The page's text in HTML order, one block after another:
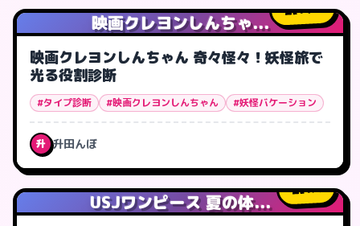
映画クレヨンしんちゃ...
14人
映画クレヨンしんちゃん 奇々怪々！妖怪旅で
光る役割診断
#タイプ診断 #映画クレヨンしんちゃん #妖怪バケーション
升 升田んぼ
USJワンピース 夏の体...
1人